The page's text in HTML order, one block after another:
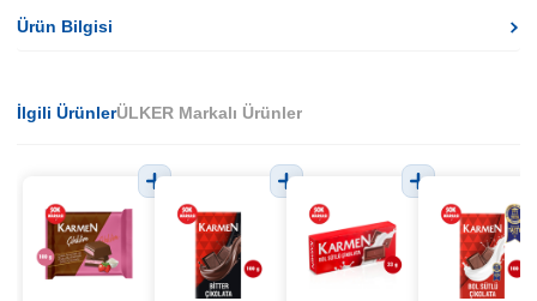
Ürün Bilgisi
İlgili ÜrünlerÜLKER Markalı Ürünler